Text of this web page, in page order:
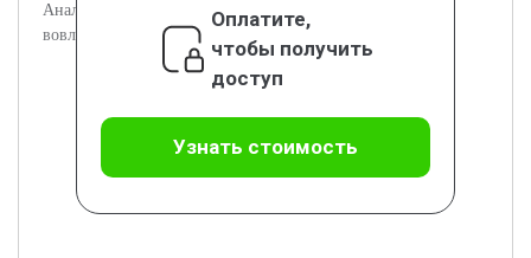
Анализ действий общественных структур в снижении
вовлеченности несовершеннолетних в криминал.
Оплатите,
чтобы получить
доступ
Узнать стоимость